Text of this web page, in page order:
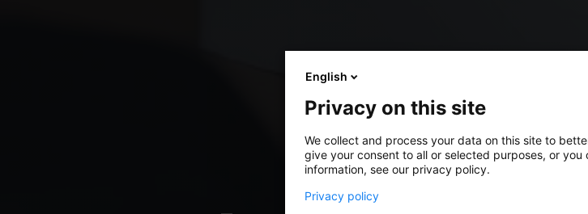
English
Privacy on this site
We collect and process your data on this site to
give your consent to all or selected purposes, or you
information, see our privacy policy.
Privacy policy